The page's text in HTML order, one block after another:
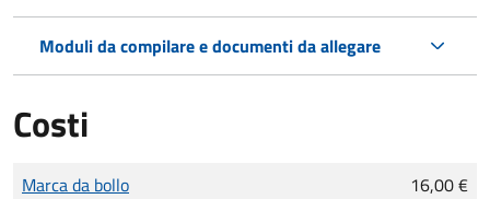
Moduli da compilare e documenti da allegare
Costi
Tipo di pagamento
Importo
Marca da bollo 16,00 €